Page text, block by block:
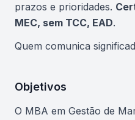
prazos e prioridades.
MEC, sem TCC, EAD.
Quem comunica
Objetivos
O MBA em Gestão de